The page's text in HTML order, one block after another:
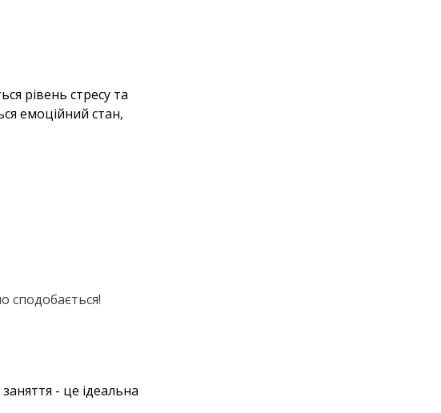
рівень стресу та
емоційний стан,
сподобається!
- це ідеальна